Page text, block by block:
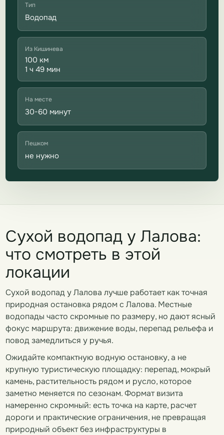
Тип
Водопад
Из Кишинева
100 км
1 ч 49 мин
На месте
30-60 минут
Пешком
не нужно
Сухой водопад у Лалова:
что смотреть в этой
локации
Сухой водопад у Лалова лучше работает как точная
природная остановка рядом с Лалова. Местные
водопады часто скромные по размеру, но дают ясный
фокус маршрута: движение воды, перепад рельефа и
повод замедлиться у ручья.
Ожидайте компактную водную остановку, а не
крупную туристическую площадку: перепад, мокрый
камень, растительность рядом и русло, которое
заметно меняется по сезонам. Формат визита
намеренно скромный: есть точка на карте, расчет
дороги и практические ограничения, не превращая
природный объект без инфраструктуры в